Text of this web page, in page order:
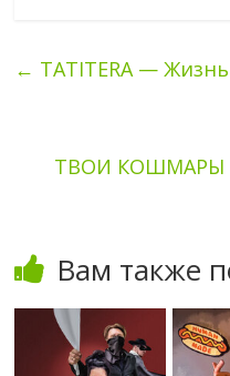
← TATITERA —
ТВОИ КОШМАРЫ
Вам также